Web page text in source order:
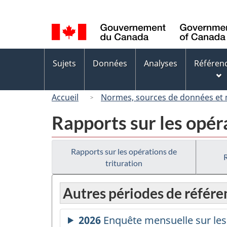
de
la
langue
des
Sujets Données Analyses
Accueil Normes, sources de données et
Rapports sur les
Rapports sur les opérations de
trituration
Autres périodes de